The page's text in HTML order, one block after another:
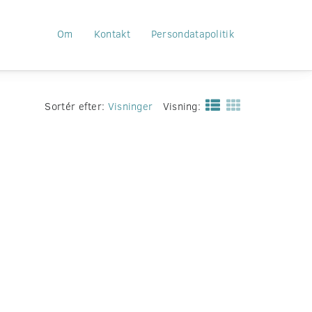
Om Kontakt Persondatapolitik
Sortér efter: Visninger Visning: